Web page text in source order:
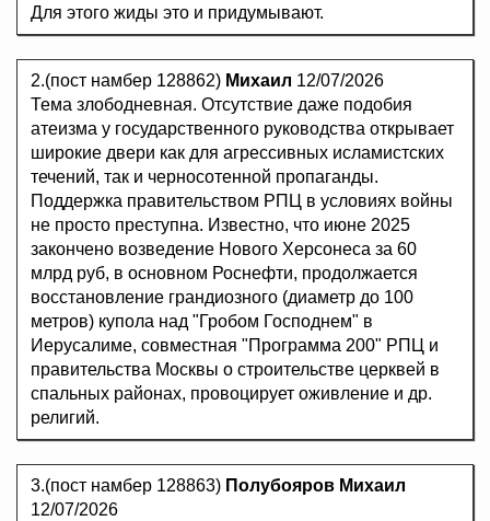
Для этого жиды это и придумывают.
2.(пост намбер 128862) Михаил 12/07/2026
Тема злободневная. Отсутствие даже подобия
атеизма у государственного руководства открывает
широкие двери как для агрессивных исламистских
течений, так и черносотенной пропаганды.
Поддержка правительством РПЦ в условиях войны
не просто преступна. Известно, что июне 2025
закончено возведение Нового Херсонеса за 60
млрд руб, в основном Роснефти, продолжается
восстановление грандиозного (диаметр до 100
метров) купола над "Гробом Господнем" в
Иерусалиме, совместная "Программа 200" РПЦ и
правительства Москвы о строительстве церквей в
спальных районах, провоцирует оживление и др.
религий.
3.(пост намбер 128863) Полубояров Михаил
12/07/2026